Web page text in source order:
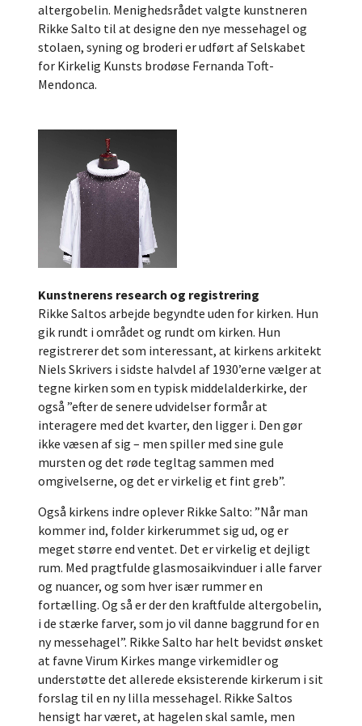
altergobelin. Menighedsrådet valgte kunstneren
Rikke Salto til at designe den nye messehagel og
stolaen, syning og broderi er udført af Selskabet
for Kirkelig Kunsts brodøse Fernanda Toft-
Mendonca.
Kunstnerens research og registrering
Rikke Saltos arbejde begyndte uden for kirken. Hun
gik rundt i området og rundt om kirken. Hun
registrerer det som interessant, at kirkens arkitekt
Niels Skrivers i sidste halvdel af 1930’erne vælger at
tegne kirken som en typisk middelalderkirke, der
også ”efter de senere udvidelser formår at
interagere med det kvarter, den ligger i. Den gør
ikke væsen af sig – men spiller med sine gule
mursten og det røde tegltag sammen med
omgivelserne, og det er virkelig et fint greb”.
Også kirkens indre oplever Rikke Salto: ”Når man
kommer ind, folder kirkerummet sig ud, og er
meget større end ventet. Det er virkelig et dejligt
rum. Med pragtfulde glasmosaikvinduer i alle farver
og nuancer, og som hver især rummer en
fortælling. Og så er der den kraftfulde altergobelin,
i de stærke farver, som jo vil danne baggrund for en
ny messehagel”. Rikke Salto har helt bevidst ønsket
at favne Virum Kirkes mange virkemidler og
understøtte det allerede eksisterende kirkerum i sit
forslag til en ny lilla messehagel. Rikke Saltos
hensigt har været, at hagelen skal samle, men